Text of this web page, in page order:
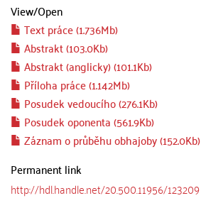
View/Open
Text práce (1.736Mb)
Abstrakt (103.0Kb)
Abstrakt (anglicky) (101.1Kb)
Příloha práce (1.142Mb)
Posudek vedoucího (276.1Kb)
Posudek oponenta (561.9Kb)
Záznam o průběhu obhajoby (152.0Kb)
Permanent link
http://hdl.handle.net/20.500.11956/123209